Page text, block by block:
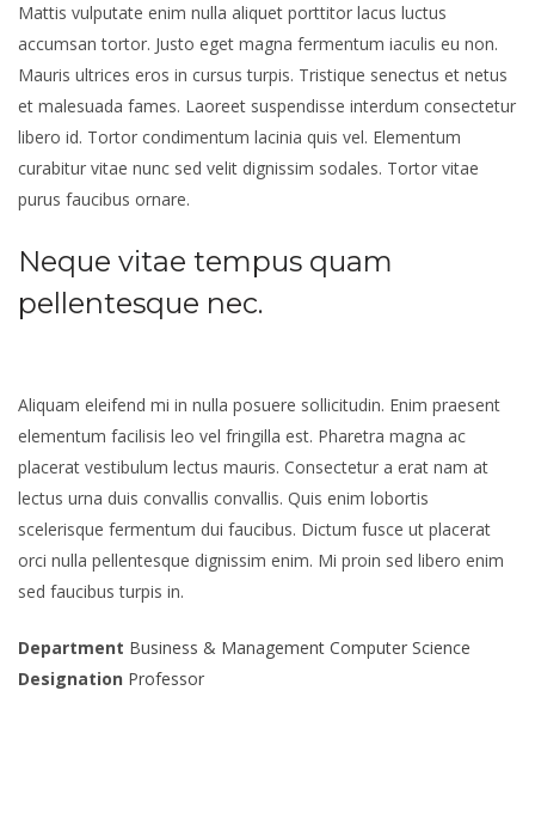
Mattis vulputate enim nulla aliquet porttitor lacus luctus
accumsan tortor. Justo eget magna fermentum iaculis eu non.
Mauris ultrices eros in cursus turpis. Tristique senectus et netus
et malesuada fames. Laoreet suspendisse interdum consectetur
libero id. Tortor condimentum lacinia quis vel. Elementum
curabitur vitae nunc sed velit dignissim sodales. Tortor vitae
purus faucibus ornare.
Neque vitae tempus quam
pellentesque nec.
Aliquam eleifend mi in nulla posuere sollicitudin. Enim praesent
elementum facilisis leo vel fringilla est. Pharetra magna ac
placerat vestibulum lectus mauris. Consectetur a erat nam at
lectus urna duis convallis convallis. Quis enim lobortis
scelerisque fermentum dui faucibus. Dictum fusce ut placerat
orci nulla pellentesque dignissim enim. Mi proin sed libero enim
sed faucibus turpis in.
Department Business & Management Computer Science
Designation Professor